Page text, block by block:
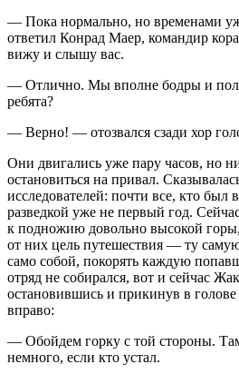
— Пока нормально, но временами
ответил Конрад Маер, командир
вижу и слышу вас.
— Отлично. Мы вполне бодры и
ребята?
— Верно! — отозвался сзади хор
Они двигались уже пару часов, но
остановиться на привал.
исследователей: почти все, кто был
разведкой уже не первый год.
к подножию довольно высокой горы,
от них цель путешествия — ту
само собой, покорять каждую
отряд не собирался, вот и сейчас
остановившись и прикинув в
вправо:
— Обойдем горку с той стороны.
немного, если кто устал.